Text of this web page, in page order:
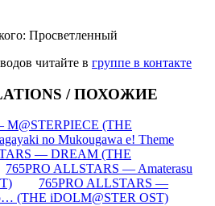
Просветленный
читайте в группе в контакте
/ ПОХОЖИЕ
(THE
no Mukougawa e! Theme
— DREAM (THE
765PRO ALLSTARS — Amaterasu
765PRO ALLSTARS —
(THE iDOLM@STER OST)